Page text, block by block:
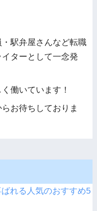
駅弁屋さんなど転職
ターとして一念発
働いています！
らお待ちしておりま
れる人気のおすすめ5